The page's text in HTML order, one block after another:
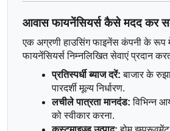
आवास फायनेंसियर्स कैसे मदद कर
एक अग्रणी हाउसिंग फाइनेंस कंपनी के रूप
फायनेंसियर्स निम्नलिखित सेवाएं प्रदान
प्रतिस्पर्धी ब्याज दरें: बाजार के
पारदर्शी मूल्य निर्धारण.
लचीले पात्रता मानदंड: विभिन्न
को स्वीकार करना.